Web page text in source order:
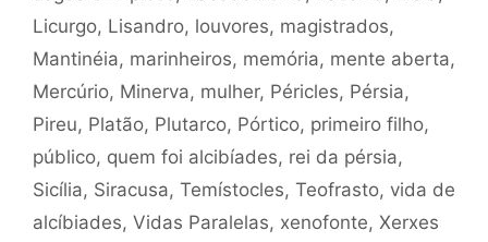
Licurgo, Lisandro, louvores, magistrados,
Mantinéia, marinheiros, memória, mente aberta,
Mercúrio, Minerva, mulher, Péricles, Pérsia,
Pireu, Platão, Plutarco, Pórtico, primeiro filho,
público, quem foi alcibíades, rei da pérsia,
Sicília, Siracusa, Temístocles, Teofrasto, vida de
alcíbiades, Vidas Paralelas, xenofonte, Xerxes